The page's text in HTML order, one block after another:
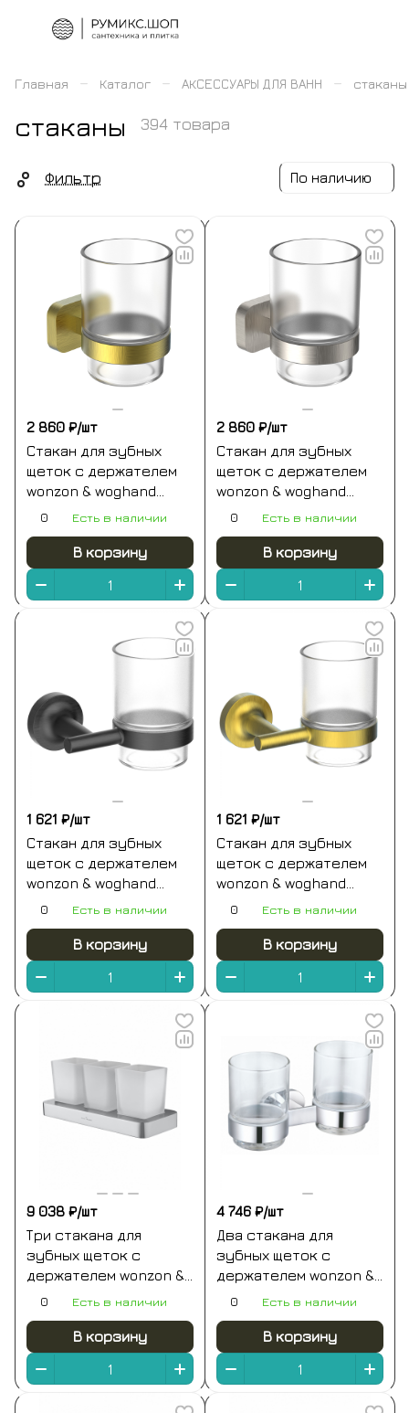
Главная – Каталог – АКСЕССУАРЫ ДЛЯ ВАНН – стаканы
стаканы 394 товара
Фильтр По наличию
2 860 ₽/шт
Стакан для зубных
щеток с держателем
wonzon & woghand
graffity,
золото (ww-9321-bg)
0 Есть в наличии
В корзину
2 860 ₽/шт
Стакан для зубных
щеток с держателем
wonzon & woghand
graffity,
(ww-9321-bn)
0 Есть в наличии
В корзину
1 621 ₽/шт
Стакан для зубных
щеток с держателем
wonzon & woghand
simple, темный графит
0 Есть в наличии
В корзину
1 621 ₽/шт
Стакан для зубных
щеток с держателем
wonzon & woghand
simple, брашированное
0 Есть в наличии
В корзину
9 038 ₽/шт
Три стакана для
зубных щеток с
держателем wonzon &
woghand lotte, хром
0 Есть в наличии
В корзину
4 746 ₽/шт
Два стакана для
зубных щеток с
держателем wonzon &
woghand first, хром
0 Есть в наличии
В корзину